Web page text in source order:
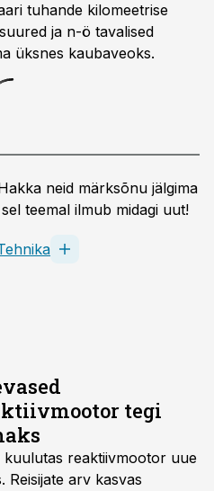
tuhande kilomeetrise
ja n-ö tavalised
üksnes kaubaveoks.
neid märksõnu jälgima
teemal ilmub midagi uut!
tegi
reaktiivmootor uue
Reisijate arv kasvas